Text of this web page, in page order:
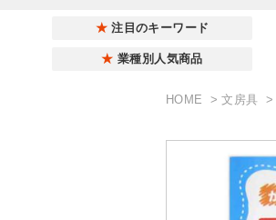
注目のキーワード
業種別人気商品
HOME 文房具